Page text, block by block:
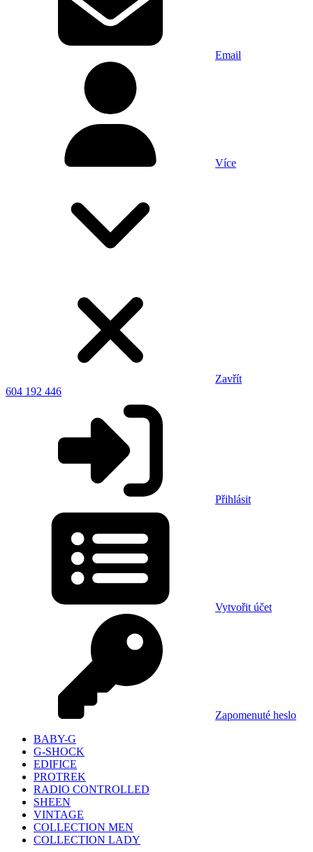
Email
Více
Zavřít
604 192 446
Přihlásit
Vytvořit účet
Zapomenuté heslo
BABY-G
G-SHOCK
EDIFICE
PROTREK
RADIO CONTROLLED
SHEEN
VINTAGE
COLLECTION MEN
COLLECTION LADY